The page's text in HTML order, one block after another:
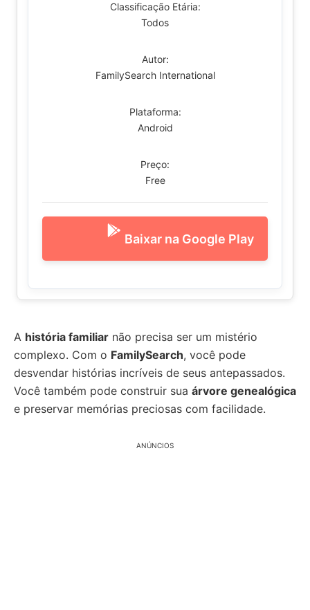
Classificação Etária:
Todos
Autor:
FamilySearch International
Plataforma:
Android
Preço:
Free
Baixar na Google Play
A história familiar não precisa ser um mistério
complexo. Com o FamilySearch, você pode
desvendar histórias incríveis de seus antepassados.
Você também pode construir sua árvore genealógica
e preservar memórias preciosas com facilidade.
ANÚNCIOS